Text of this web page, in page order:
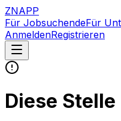
ZNAPP
Für JobsuchendeFür
AnmeldenRegistrieren
Diese